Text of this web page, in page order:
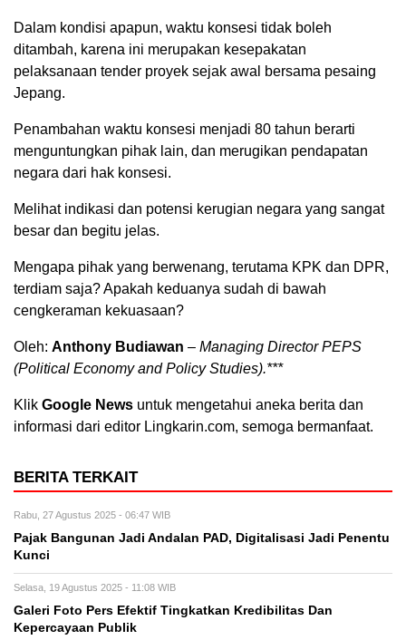
Dalam kondisi apapun, waktu konsesi tidak boleh
ditambah, karena ini merupakan kesepakatan
pelaksanaan tender proyek sejak awal bersama pesaing
Jepang.
Penambahan waktu konsesi menjadi 80 tahun berarti
menguntungkan pihak lain, dan merugikan pendapatan
negara dari hak konsesi.
Melihat indikasi dan potensi kerugian negara yang sangat
besar dan begitu jelas.
Mengapa pihak yang berwenang, terutama KPK dan DPR,
terdiam saja? Apakah keduanya sudah di bawah
cengkeraman kekuasaan?
Oleh: Anthony Budiawan – Managing Director PEPS
(Political Economy and Policy Studies).***
Klik Google News untuk mengetahui aneka berita dan
informasi dari editor Lingkarin.com, semoga bermanfaat.
BERITA TERKAIT
Rabu, 27 Agustus 2025 - 06:47 WIB
Pajak Bangunan Jadi Andalan PAD, Digitalisasi Jadi Penentu
Kunci
Selasa, 19 Agustus 2025 - 11:08 WIB
Galeri Foto Pers Efektif Tingkatkan Kredibilitas Dan
Kepercayaan Publik